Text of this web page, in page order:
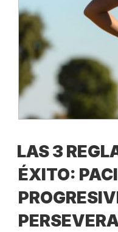
LAS 3
ÉXITO: